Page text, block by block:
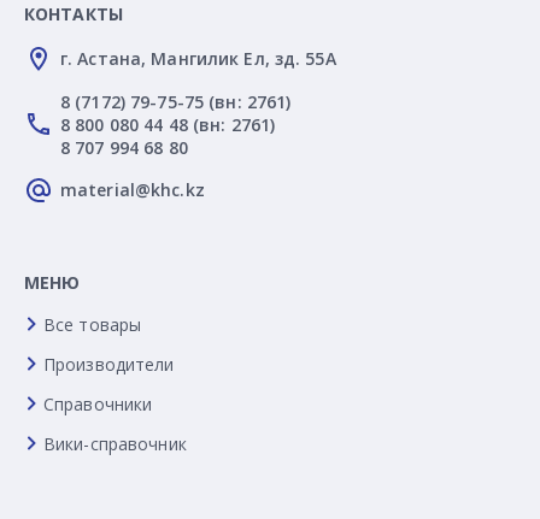
КОНТАКТЫ
г. Астана, Мангилик Ел, зд. 55А
8 (7172) 79-75-75 (вн: 2761)
8 800 080 44 48 (вн: 2761)
8 707 994 68 80
material@khc.kz
МЕНЮ
Все товары
Производители
Справочники
Вики-справочник